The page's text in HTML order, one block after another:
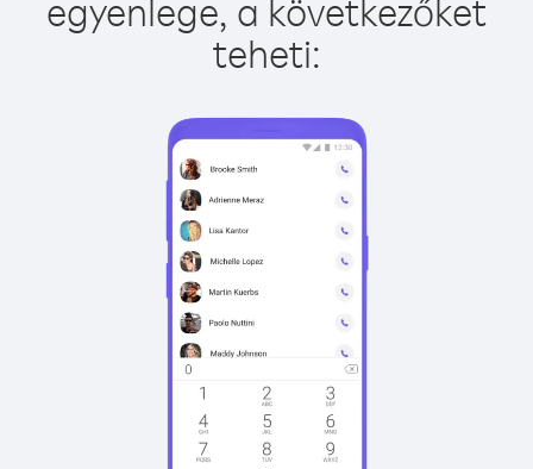
egyenlege, a következőket
teheti: